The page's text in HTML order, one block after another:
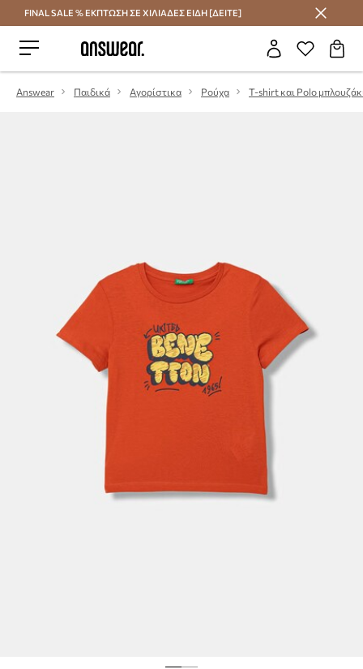
Εξοικονομήστε με το Answear Club
FINAL SALE % ΕΚΠΤΩΣΗ ΣΕ ΧΙΛΙΑΔΕΣ ΕΙΔΗ [ΔΕΙΤΕ]
Answear Παιδικά Αγορίστικα Ρούχα T-shirt και Polo